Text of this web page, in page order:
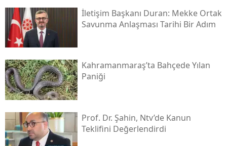
İletişim Başkanı Duran: Mekke Ortak
Savunma Anlaşması Tarihi Bir Adım
Kahramanmaraş’ta Bahçede Yılan
Paniği
Prof. Dr. Şahin, Ntv’de Kanun
Teklifini Değerlendirdi